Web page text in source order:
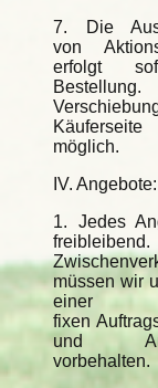
7. Die
von
erfolgt
möglich.
IV. Angebote:
1. Jedes
freibleibend.
müssen wir
einer
fixen
und
vorbehalten.